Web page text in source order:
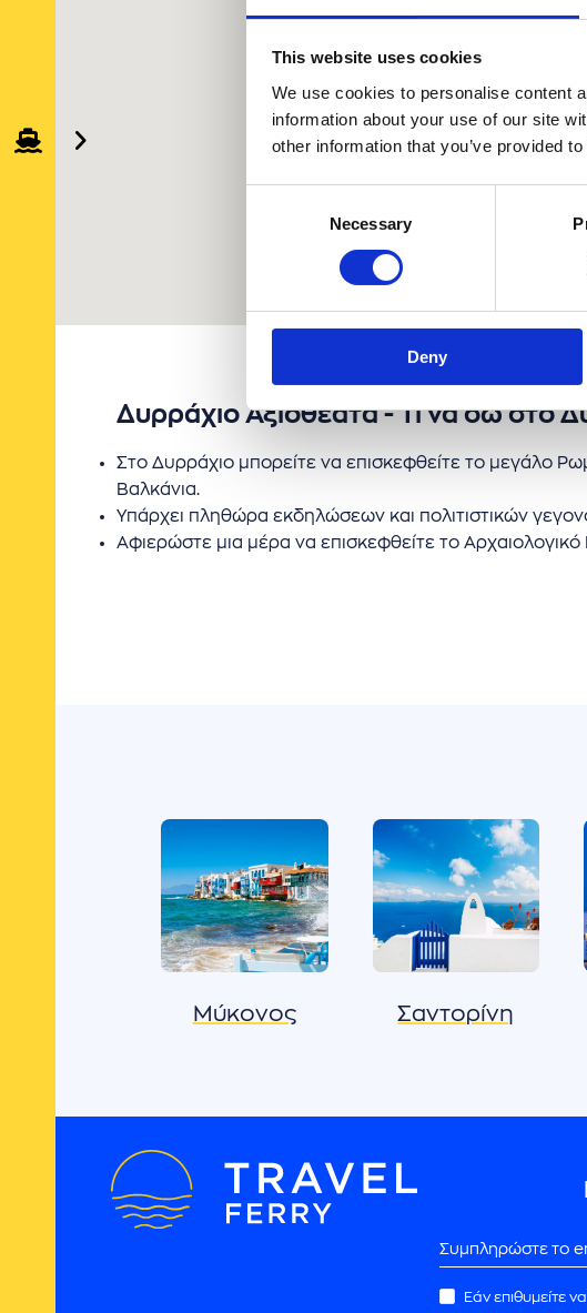
This website uses cookies
We use cookies to personalise content
information about your use of our site
other information that you’ve provided
Necessary
Deny
Συνεργάτες
Δυρράχιο Αξιοθέατα - Τι να δω στο
Στο Δυρράχιο μπορείτε να επισκεφθείτε το μεγάλο
Βαλκάνια.
Υπάρχει πληθώρα εκδηλώσεων και πολιτιστικών
Αφιερώστε μια μέρα να επισκεφθείτε το
Μύκονος Σαντορίνη
Εάν επιθυμείτε